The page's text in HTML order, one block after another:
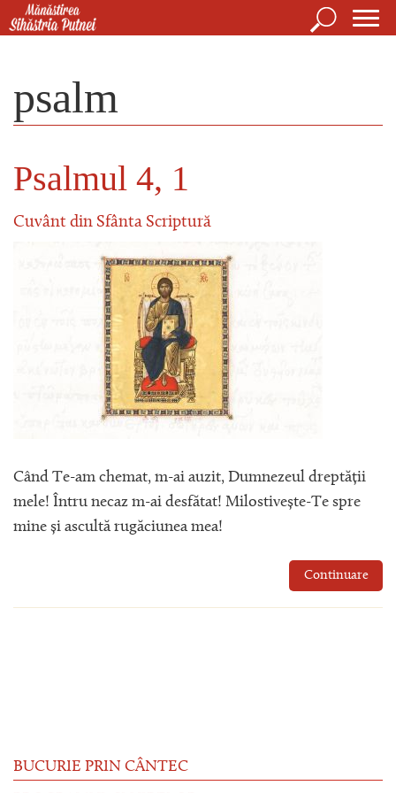
Mergi la conţinutul principal
Căutare
psalm
Psalmul 4, 1
Cuvânt din Sfânta Scriptură
Când Te-am chemat, m-ai auzit, Dumnezeul dreptății
mele! Întru necaz m-ai desfătat! Milostivește-Te spre
mine și ascultă rugăciunea mea!
Continuare
BUCURIE PRIN CÂNTEC